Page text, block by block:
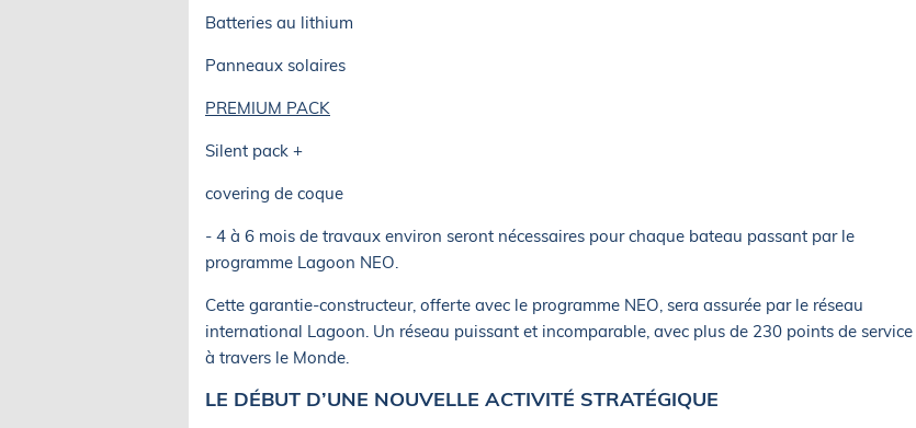
Batteries au lithium
Panneaux solaires
PREMIUM PACK
Silent pack +
covering de coque
- 4 à 6 mois de travaux environ seront nécessaires pour chaque bateau passant par le
programme Lagoon NEO.
Cette garantie-constructeur, offerte avec le programme NEO, sera assurée par le réseau
international Lagoon. Un réseau puissant et incomparable, avec plus de 230 points de service
à travers le Monde.
LE DÉBUT D’UNE NOUVELLE ACTIVITÉ STRATÉGIQUE